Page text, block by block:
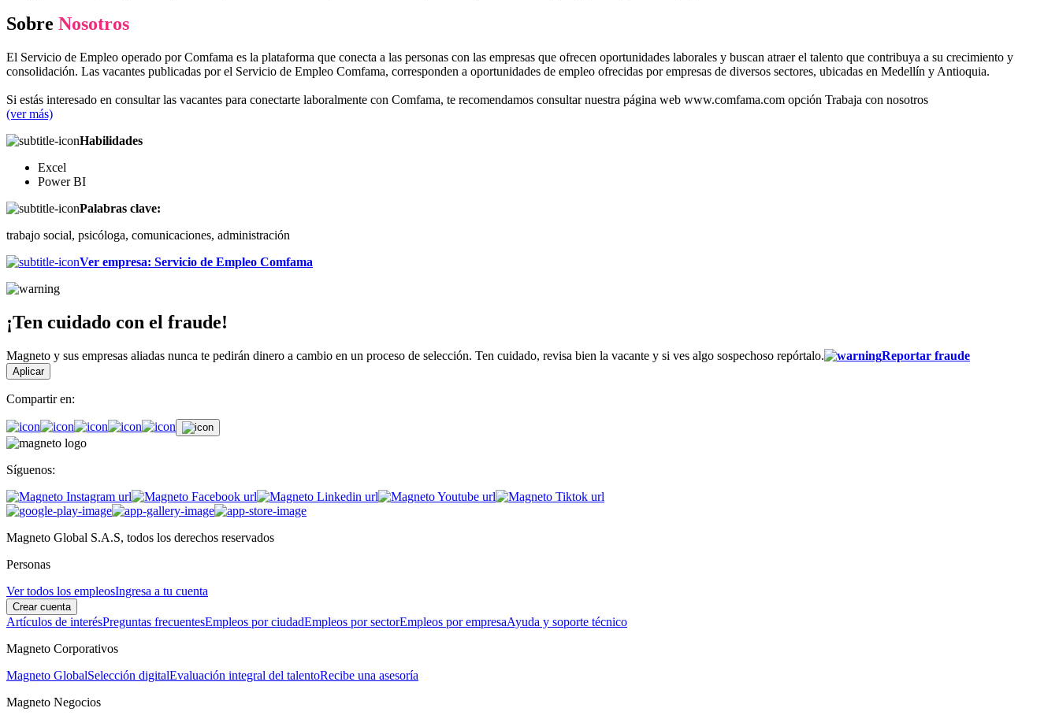
Sobre Nosotros
El Servicio de Empleo operado por Comfama es la plataforma que conecta a las personas con las empresas que ofrecen oportunidades laborales y buscan atraer el talento que contribuya a su crecimiento y
consolidación. Las vacantes publicadas por el Servicio de Empleo Comfama, corresponden a oportunidades de empleo ofrecidas por empresas de diversos sectores, ubicadas en Medellín y Antioquia.
Si estás interesado en consultar las vacantes para conectarte laboralmente con Comfama, te recomendamos consultar nuestra página web www.comfama.com opción Trabaja con nosotros
(ver más)
Habilidades
Excel
Power BI
Palabras clave:
trabajo social, psicóloga, comunicaciones, administración
Ver empresa: Servicio de Empleo Comfama
¡Ten cuidado con el fraude!
Magneto y sus empresas aliadas nunca te pedirán dinero a cambio en un proceso de selección. Ten cuidado, revisa bien la vacante y si ves algo sospechoso repórtalo. Reportar fraude
Aplicar
Compartir en:
Síguenos:
Magneto Global S.A.S, todos los derechos reservados
Personas
Ver todos los empleosIngresa a tu cuenta
Crear cuenta
Artículos de interésPreguntas frecuentesEmpleos por ciudadEmpleos por sectorEmpleos por empresaAyuda y soporte técnico
Magneto Corporativos
Magneto GlobalSelección digitalEvaluación integral del talentoRecibe una asesoría
Magneto Negocios